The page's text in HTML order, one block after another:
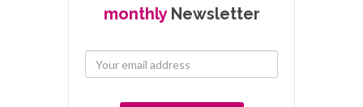
monthlyNewsletter